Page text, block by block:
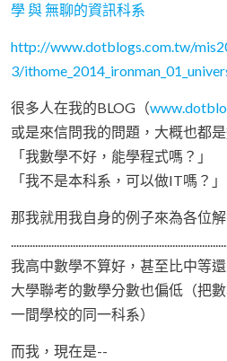
學 與 無聊的資訊科系
http://www.dotblogs.com.tw/
3/
很多人在我的BLOG（
或是來信問我的問題，大概也都
「我數學不好，能學程式嗎？」
「我不是本科系，可以做IT嗎？」
那我就用我自身的例子來為各位
我高中數學不算好，甚至比中等
大學聯考的數學分數也偏低（把
一間學校的同一科系）
而我，現在是--